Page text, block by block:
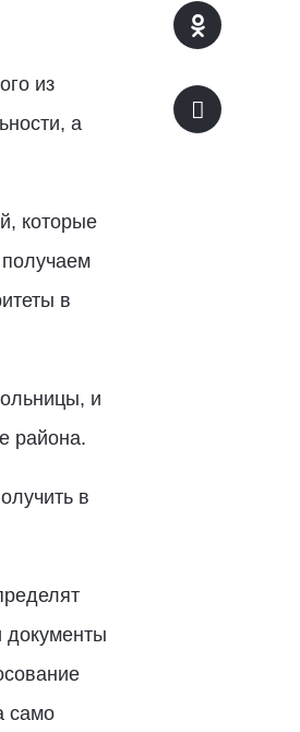
из
а
которые
в
и
района.
в
документы
само